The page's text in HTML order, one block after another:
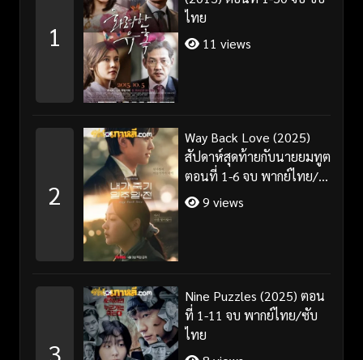
1
ไทย
11 views
2
Way Back Love (2025)
สัปดาห์สุดท้ายกับนายยมทูต
ตอนที่ 1-6 จบ พากย์ไทย/
ซับไทย
9 views
3
Nine Puzzles (2025) ตอน
ที่ 1-11 จบ พากย์ไทย/ซับ
ไทย